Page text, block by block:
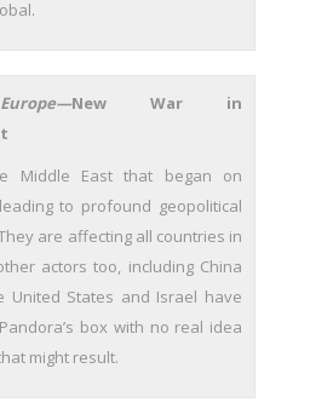
New War in
Middle East that began on
to profound geopolitical
are affecting all countries in
actors too, including China
United States and Israel have
box with no real idea
might result.